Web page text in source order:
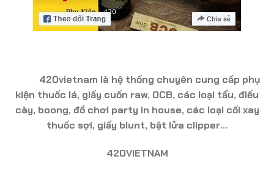
420vietnam là hệ thống chuyên cung cấp phụ
kiện thuốc lá, giấy cuốn raw, OCB, các loại tẩu, điếu
cày, boong, đồ chơi party in house, các loại cối xay
thuốc sợi, giấy blunt, bật lửa clipper…
420VIETNAM